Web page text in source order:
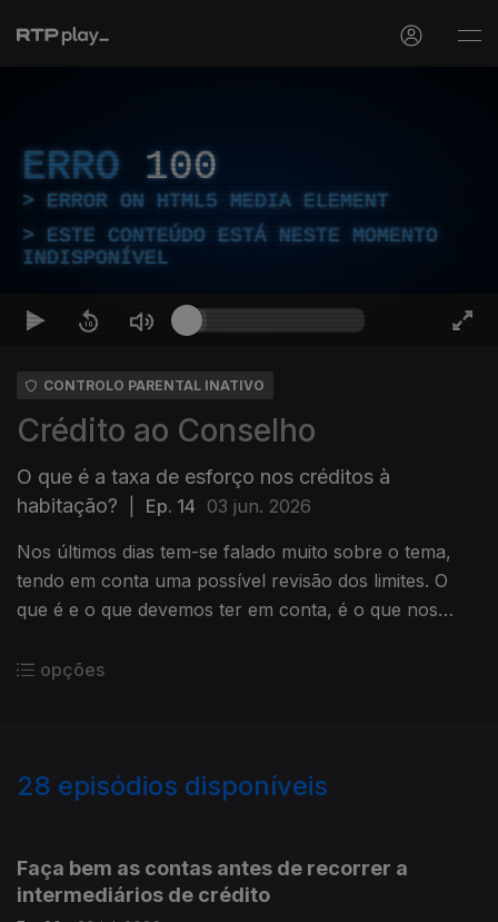
ERRO 100
ERROR ON HTML5 MEDIA ELEMENT
ESTE CONTEÚDO ESTÁ NESTE MOMENTO
INDISPONÍVEL
CONTROLO PARENTAL INATIVO
Crédito ao Conselho
O que é a taxa de esforço nos créditos à
habitação?
Ep. 14 03 jun. 2026
Nos últimos dias tem-se falado muito sobre o tema,
tendo em conta uma possível revisão dos limites. O
que é e o que devemos ter em conta, é o que nos
opções
28 episódios disponíveis
Faça bem as contas antes de recorrer a
intermediários de crédito